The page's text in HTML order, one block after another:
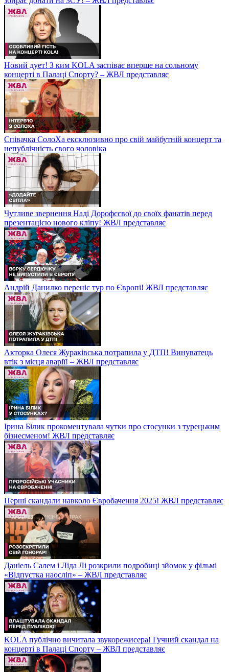
Новий дует! З ким KOLA заспіває вперше на сольному
концерті в Палаці Спорту? – ЖВЛ представляє
Співачка СолоХа ексклюзивно про свій майбутній концерт та
непублічність свого чоловіка
Чутливе звернення Наді Дорофєєвої до своїх фанатів перед
презентацією нового кліпу! ЖВЛ представляє
Андрій Данилко переніс тур по Європі! ЖВЛ представляє
Акторка Олеся Жураківська потрапила у ДТП! Винуватець
втік з місця аварії! – ЖВЛ представляє
Ірина Білик прокоментувала чутки про стосунки з турецьким
бізнесменом! ЖВЛ представляє
Перші скандали навколо Євробачення 2025! ЖВЛ представляє
Даніель Салем і Ліда Лі розкрили подробиці зйомок у фільмі
«Відпустка наосліп» – ЖВЛ представляє
KOLA публічно вичитала звукорежисера! Гучний скандал на
концерті в Палаці Спорту – ЖВЛ представляє